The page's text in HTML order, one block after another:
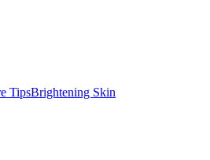
TipsBrightening Skin